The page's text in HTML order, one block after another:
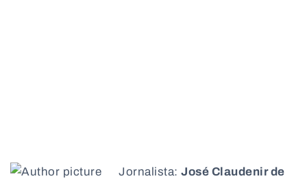
Jornalista: José Claudenir de